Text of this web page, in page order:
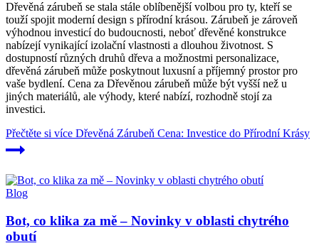
Dřevěná zárubeň se stala stále oblíbenější volbou pro ty, kteří se
touží spojit moderní design s přírodní krásou. Zárubeň je zároveň
výhodnou investicí do budoucnosti, neboť dřevěné konstrukce
nabízejí vynikající izolační vlastnosti a dlouhou životnost. S
dostupností různých druhů dřeva a možnostmi personalizace,
dřevěná zárubeň může poskytnout luxusní a příjemný prostor pro
vaše bydlení. Cena za Dřevěnou zárubeň může být vyšší než u
jiných materiálů, ale výhody, které nabízí, rozhodně stojí za
investici.
Přečtěte si více Dřevěná Zárubeň Cena: Investice do Přírodní Krásy
Blog
Bot, co klika za mě – Novinky v oblasti chytrého
obutí